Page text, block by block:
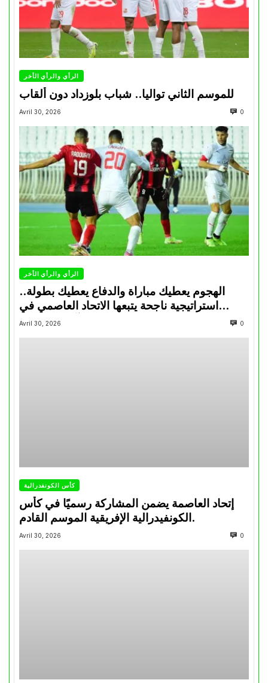
الرأي والرأي الأخر
للموسم الثاني تواليا.. شباب بلوزداد دون ألقاب
Avril 30, 2026 0
الرأي والرأي الأخر
الهجوم يعطيك مباراة والدفاع يعطيك بطولة..
استراتيجية ناجحة يتبعها الاتحاد العاصمي في
تتويجاته آخر السنوات
Avril 30, 2026 0
كأس الكونفدرالية
إتحاد العاصمة يضمن المشاركة رسميًا في كأس
الكونفيدرالية الإفريقية الموسم القادم.
Avril 30, 2026 0